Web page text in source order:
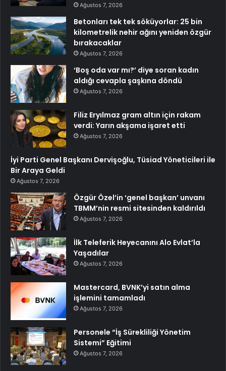
Ağustos 7, 2026
Betonları tek tek söküyorlar: 25 bin
kilometrelik nehir ağını yeniden özgür
bırakacaklar
Ağustos 7, 2026
‘Boş oda var mı?’ diye soran kadın
aldığı cevapla şaşkına döndü
Ağustos 7, 2026
Filiz Eryılmaz gram altın için rakam
verdi: Yarın akşama işaret etti
Ağustos 7, 2026
İyi Parti Genel Başkanı Dervişoğlu, Tüsiad Yöneticileri ile
Bir Araya Geldi
Ağustos 7, 2026
Özgür Özel’in ‘genel başkan’ unvanı
TBMM’nin resmi sitesinden kaldırıldı
Ağustos 7, 2026
İlk Teleferik Heyecanını Alo Evlat’la
Yaşadılar
Ağustos 7, 2026
Mastercard, BVNK’yi satın alma
işlemini tamamladı
Ağustos 7, 2026
Personele “İş Sürekliliği Yönetim
Sistemi” Eğitimi
Ağustos 7, 2026